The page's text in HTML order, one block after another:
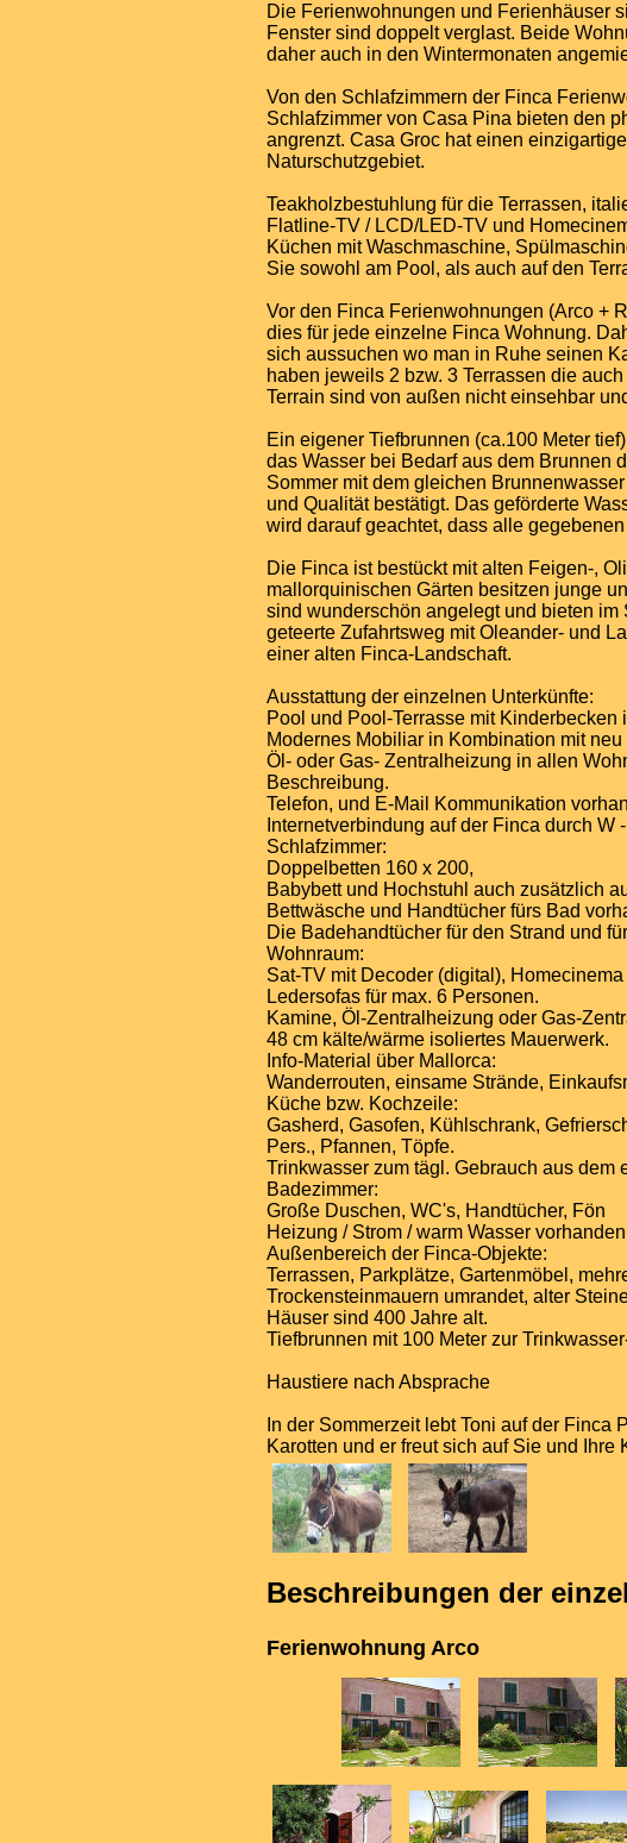
Die Ferienwohnungen und Ferienhäuser
Fenster sind doppelt verglast. Beide
daher auch in den Wintermonaten
Von den Schlafzimmern der Finca
Schlafzimmer von Casa Pina bieten den
angrenzt. Casa Groc hat einen
Naturschutzgebiet.
Teakholzbestuhlung für die Terrassen,
Flatline-TV / LCD/LED-TV und
Küchen mit Waschmaschine,
Sie sowohl am Pool, als auch auf den
Vor den Finca Ferienwohnungen (Arco +
dies für jede einzelne Finca Wohnung.
sich aussuchen wo man in Ruhe seinen
haben jeweils 2 bzw. 3 Terrassen die
Terrain sind von außen nicht einsehbar
Ein eigener Tiefbrunnen (ca.100 Meter
das Wasser bei Bedarf aus dem Brunnen
Sommer mit dem gleichen
und Qualität bestätigt. Das geförderte
wird darauf geachtet, dass alle
Die Finca ist bestückt mit alten Feigen-,
mallorquinischen Gärten besitzen junge
sind wunderschön angelegt und bieten
geteerte Zufahrtsweg mit Oleander- und
einer alten Finca-Landschaft.
Ausstattung der einzelnen Unterkünfte:
Pool und Pool-Terrasse mit
Modernes Mobiliar in Kombination mit
Öl- oder Gas- Zentralheizung in allen
Beschreibung.
Telefon, und E-Mail Kommunikation
Internetverbindung auf der Finca durch W
Schlafzimmer:
Doppelbetten 160 x 200,
Babybett und Hochstuhl auch zusätzlich
Bettwäsche und Handtücher fürs Bad
Die Badehandtücher für den Strand und
Wohnraum:
Sat-TV mit Decoder (digital),
Ledersofas für max. 6 Personen.
Kamine, Öl-Zentralheizung oder Gas-
48 cm kälte/wärme isoliertes Mauerwerk.
Info-Material über Mallorca:
Wanderrouten, einsame Strände,
Küche bzw. Kochzeile:
Gasherd, Gasofen, Kühlschrank,
Pers., Pfannen, Töpfe.
Trinkwasser zum tägl. Gebrauch aus dem
Badezimmer:
Große Duschen, WC's, Handtücher, Fön
Heizung / Strom / warm Wasser
Außenbereich der Finca-Objekte:
Terrassen, Parkplätze, Gartenmöbel,
Trockensteinmauern umrandet, alter
Häuser sind 400 Jahre alt.
Tiefbrunnen mit 100 Meter zur
Haustiere nach Absprache
In der Sommerzeit lebt Toni auf der
Karotten und er freut sich auf Sie und
Beschreibungen der
Ferienwohnung Arco